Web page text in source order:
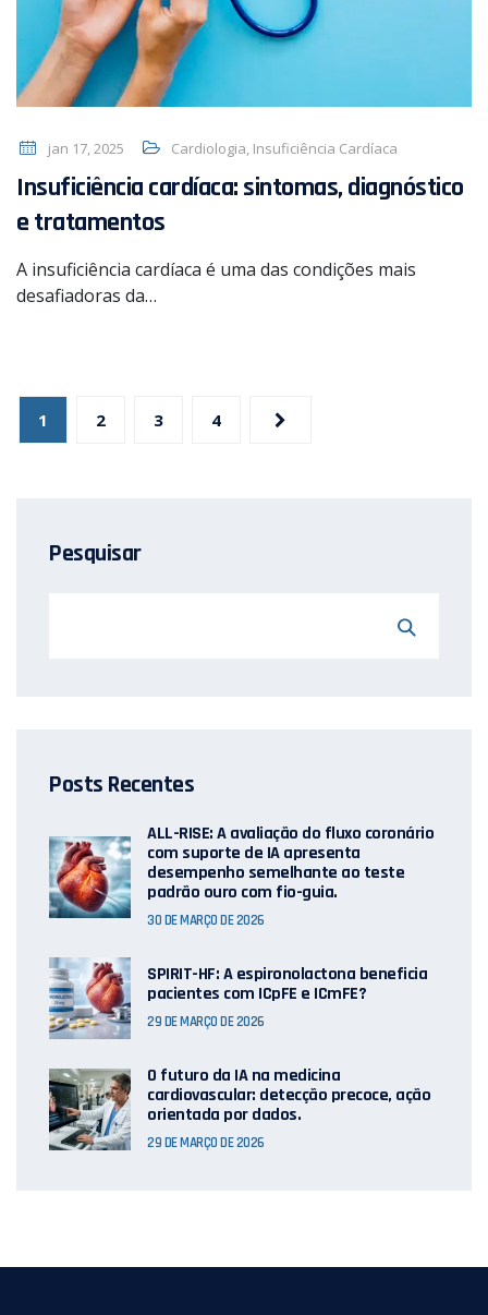
jan 17, 2025 Cardiologia, Insuficiência Cardíaca
Insuficiência cardíaca: sintomas, diagnóstico
e tratamentos
A insuficiência cardíaca é uma das condições mais
desafiadoras da…
de
posts
1 2 3 4
Pesquisar
Posts Recentes
ALL-RISE: A avaliação do fluxo coronário
com suporte de IA apresenta
desempenho semelhante ao teste
padrão ouro com fio-guia.
30 DE MARÇO DE 2026
SPIRIT-HF: A espironolactona beneficia
pacientes com ICpFE e ICmFE?
29 DE MARÇO DE 2026
O futuro da IA ​​na medicina
cardiovascular: detecção precoce, ação
orientada por dados.
29 DE MARÇO DE 2026